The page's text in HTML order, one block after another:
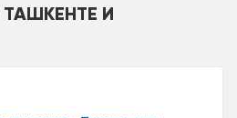
ТАШКЕНТЕ И